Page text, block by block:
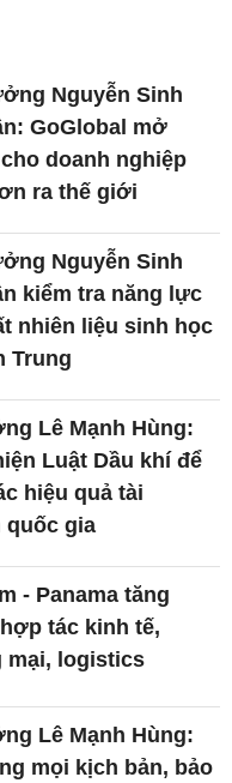
Nguyễn Sinh
GoGlobal mở
doanh nghiệp
ra thế giới
Nguyễn Sinh
kiểm tra năng lực
nhiên liệu sinh học
Trung
Lê Mạnh Hùng:
Luật Dầu khí để
hiệu quả tài
quốc gia
- Panama tăng
tác kinh tế,
mại, logistics
Lê Mạnh Hùng:
mọi kịch bản, bảo